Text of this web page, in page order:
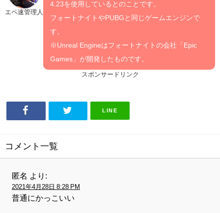
エペ速管理人
4.23を使用しているとのことです。
フォートナイトやPUBGと同じゲームエンジンで
す。
※Unreal Engineはフォートナイトの会社「Epic
Games」が開発したものです。
スポンサードリンク
LINE
コメント一覧
匿名 より:
2021年4月28日 8:28 PM
普通にかっこいい